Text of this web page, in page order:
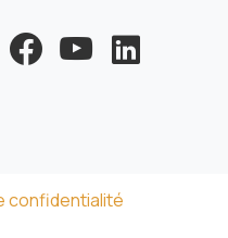
confidentialité